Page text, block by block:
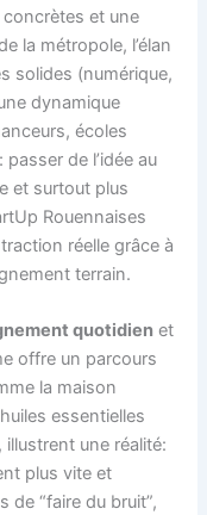
et une
la métropole, l’élan
solides (numérique,
dynamique
écoles
de l’idée au
et surtout plus
Rouennaises
réelle grâce à
terrain.
quotidien et
offre un parcours
la maison
essentielles
illustrent une réalité:
plus vite et
de “faire du bruit”,